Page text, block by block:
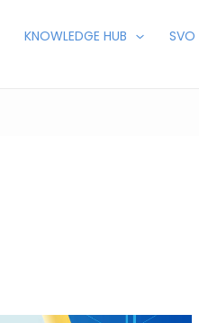
KNOWLEDGE HUB SVO